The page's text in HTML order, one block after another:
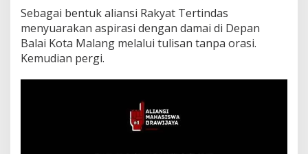
K
O
N
S
Sebagai bentuk aliansi Rakyat Tertindas
menyuarakan aspirasi dengan damai di Depan
Balai Kota Malang melalui tulisan tanpa orasi.
Kemudian pergi.